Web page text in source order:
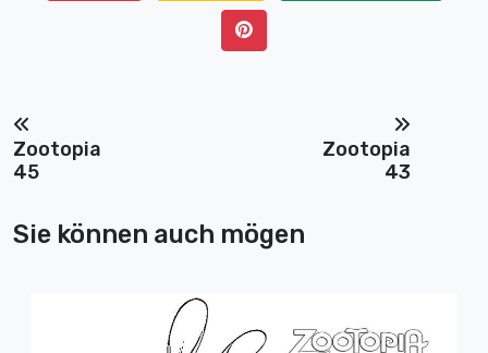
Zootopia
45
Zootopia
43
Sie können auch mögen